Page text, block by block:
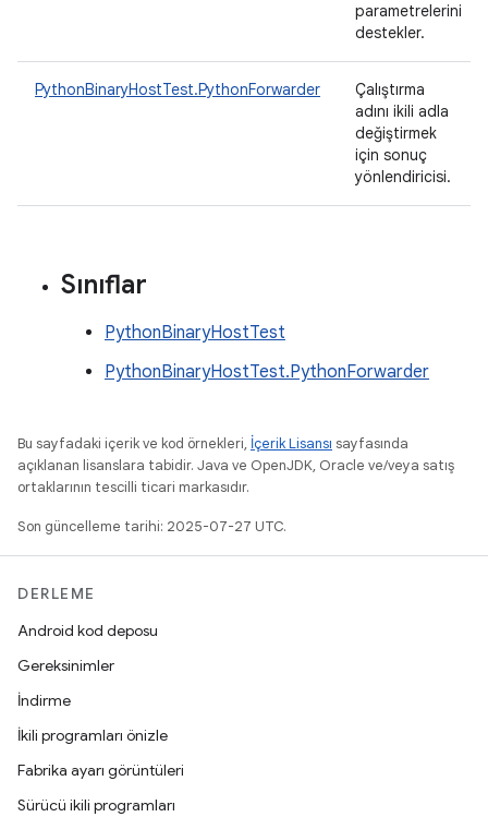
parametrelerini
destekler.
PythonBinaryHostTest.PythonForwarder
Çalıştırma
adını ikili adla
değiştirmek
için sonuç
yönlendiricisi.
Sınıflar
PythonBinaryHostTest
PythonBinaryHostTest.PythonForwarder
Bu sayfadaki içerik ve kod örnekleri, İçerik Lisansı sayfasında
açıklanan lisanslara tabidir. Java ve OpenJDK, Oracle ve/veya satış
ortaklarının tescilli ticari markasıdır.
Son güncelleme tarihi: 2025-07-27 UTC.
DERLEME
Android kod deposu
Gereksinimler
İndirme
İkili programları önizle
Fabrika ayarı görüntüleri
Sürücü ikili programları